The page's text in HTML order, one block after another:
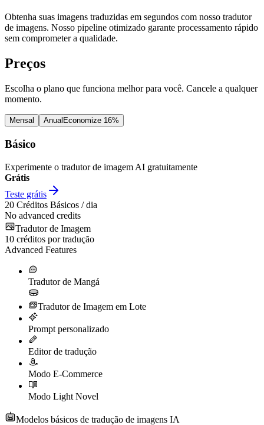
Obtenha suas imagens traduzidas em segundos com nosso tradutor
de imagens. Nosso pipeline otimizado garante processamento rápido
sem comprometer a qualidade.
Preços
Escolha o plano que funciona melhor para você. Cancele a qualquer
momento.
Mensal Anual Economize 16%
Básico
Experimente o tradutor de imagem AI gratuitamente
Grátis
Teste grátis
20 Créditos Básicos / dia
No advanced credits
Tradutor de Imagem
10 créditos por tradução
Advanced Features
Tradutor de Mangá
Tradutor de Imagem em Lote
Prompt personalizado
Editor de tradução
Modo E-Commerce
Modo Light Novel
Modelos básicos de tradução de imagens IA